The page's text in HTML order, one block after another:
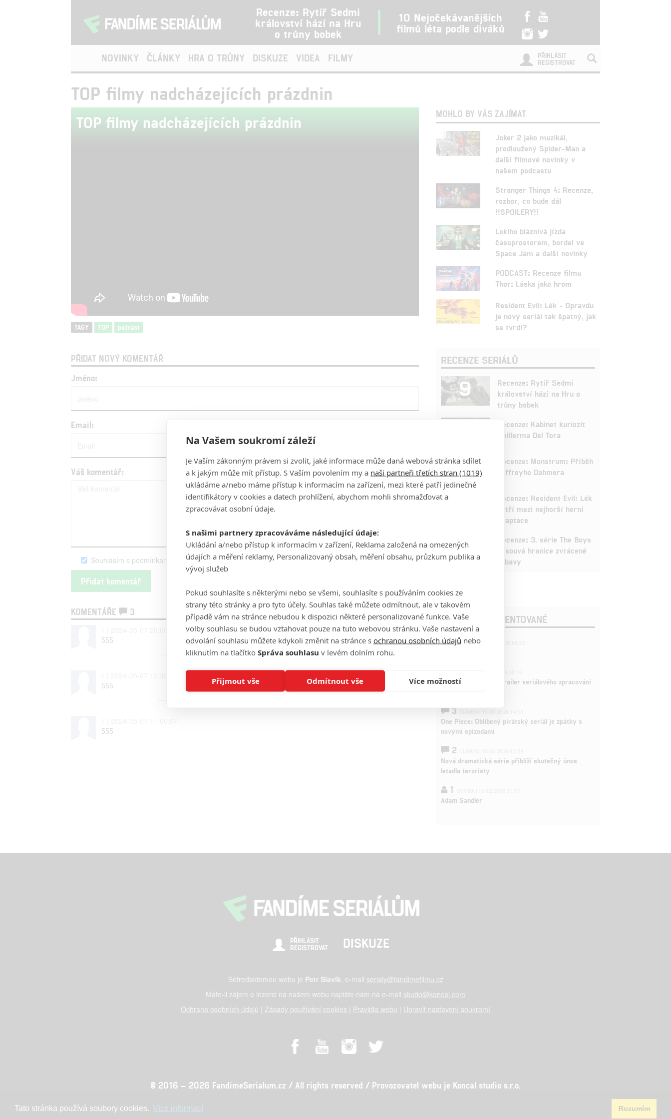
Tato stránka používá soubory cookies. Více informací Rozumím
Recenze: Rytíř Sedmi
království hází na Hru
o trůny bobek
10 Nejočekávanějších
filmů léta podle diváků
NOVINKY ČLÁNKY HRA O TRŮNY DISKUZE VIDEA FILMY
PŘIHLÁSIT
REGISTROVAT
TOP filmy nadcházejících prázdnin
TOP filmy nadcházejících prázdnin
TAGY TOP podcast
PŘIDAT NOVÝ KOMENTÁŘ
Jméno:
Email:
Váš komentář:
Souhlasím s podmínkami serveru FandimeFilmu.cz
KOMENTÁŘE
3
555
555
555
MOHLO BY VÁS ZAJÍMAT
Joker 2 jako muzikál,
prodloužený Spider-Man a
další filmové novinky v
našem podcastu
Stranger Things 4: Recenze,
rozbor, co bude dál
!!SPOILERY!!
Lokiho bláznivá jízda
časoprostorem, bordel ve
Space Jam a další novinky
PODCAST: Recenze filmu
Thor: Láska jako hrom
Resident Evil: Lék - Opravdu
je nový seriál tak špatný, jak
se tvrdí?
RECENZE SERIÁLŮ
9
Recenze: Rytíř Sedmi
království hází na Hru o
trůny bobek
Recenze: Kabinet kuriozit
Guillerma Del Tora
9
Recenze: Monstrum: Příběh
Jeffreyho Dahmera
Recenze: Resident Evil: Lék
patří mezi nejhorší herní
adaptace
9
Recenze: 3. série The Boys
posouvá hranice zvrácené
zábavy
POSLEDNÍ KOMENTOVANÉ
221FILM | 22.04.2026 08:53
Harry Potter: První trailer seriálového zpracování
3
One Piece: Oblíbený pirátský seriál je zpátky s
novými epizodami
2
Nová dramatická série přiblíží skutečný únos
letadla teroristy
1
Adam Sandler
PŘIHLÁSIT
REGISTROVAT
DISKUZE
Šéfredaktorkou webu je Petr Slavík, e-mail serialy@fandimefilmu.cz
Máte-li zájem o inzerci na našem webu napište nám na e-mail studio@koncal.com
Ochrana osobních údajů
Zásady používání cookies Pravidla webu Upravit nastavení soukromí
© 2016 – 2026 FandimeSerialum.cz / All rights reserved / Provozovatel webu je Koncal studio s.r.o.
Na Vašem soukromí záleží
Je Vaším zákonným právem si zvolit, jaké informace může daná webová stránka sdílet
a k jakým může mít přístup. S Vaším povolením my a naši partneři třetích stran (1019)
ukládáme a/nebo máme přístup k informacím na zařízení, mezi které patří jedinečné
identifikátory v cookies a datech prohlížení, abychom mohli shromažďovat a
zpracovávat osobní údaje.
S našimi partnery zpracováváme následující údaje:
Ukládání a/nebo přístup k informacím v zařízení, Reklama založená na omezených
údajích a měření reklamy, Personalizovaný obsah, měření obsahu, průzkum publika a
vývoj služeb
Pokud souhlasíte s některými nebo se všemi, souhlasíte s používáním cookies ze
strany této stránky a pro tyto účely. Souhlas také můžete odmítnout, ale v takovém
případě vám na stránce nebudou k dispozici některé personalizované funkce. Vaše
volby souhlasu se budou vztahovat pouze na tuto webovou stránku. Vaše nastavení a
odvolání souhlasu můžete kdykoli změnit na stránce s ochranou osobních údajů nebo
kliknutím na tlačítko Správa souhlasu v levém dolním rohu.
Přijmout vše Odmítnout vše Více možností